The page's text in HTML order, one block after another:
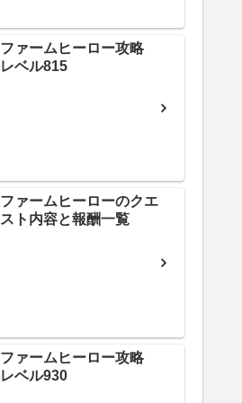
ファームヒーロー攻略
レベル815
ファームヒーローのクエ
スト内容と報酬一覧
ファームヒーロー攻略
レベル930